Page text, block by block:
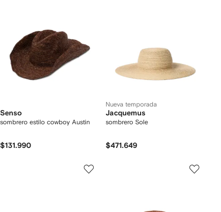
Senso
sombrero estilo cowboy Austin
$131.990
Nueva temporada
Jacquemus
sombrero Sole
$471.649